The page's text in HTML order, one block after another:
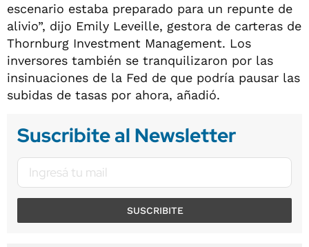
escenario estaba preparado para un repunte de
alivio”, dijo Emily Leveille, gestora de carteras de
Thornburg Investment Management. Los
inversores también se tranquilizaron por las
insinuaciones de la Fed de que podría pausar las
subidas de tasas por ahora, añadió.
Suscribite al Newsletter
SUSCRIBITE